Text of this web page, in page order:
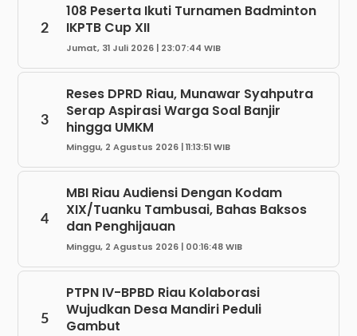
2
108 Peserta Ikuti Turnamen Badminton
IKPTB Cup XII
Jumat, 31 Juli 2026 | 23:07:44 WIB
3
Reses DPRD Riau, Munawar Syahputra
Serap Aspirasi Warga Soal Banjir
hingga UMKM
Minggu, 2 Agustus 2026 | 11:13:51 WIB
4
MBI Riau Audiensi Dengan Kodam
XIX/Tuanku Tambusai, Bahas Baksos
dan Penghijauan
Minggu, 2 Agustus 2026 | 00:16:48 WIB
5
PTPN IV-BPBD Riau Kolaborasi
Wujudkan Desa Mandiri Peduli
Gambut